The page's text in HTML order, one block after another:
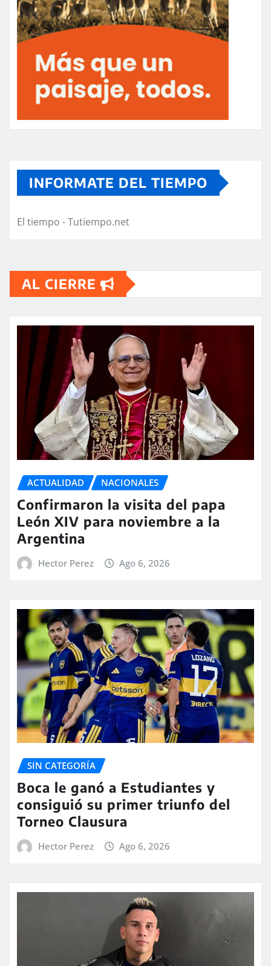
INFORMATE DEL TIEMPO
El tiempo - Tutiempo.net
AL CIERRE
ACTUALIDAD NACIONALES
Confirmaron la visita del papa
León XIV para noviembre a la
Argentina
Hector Perez Ago 6, 2026
SIN CATEGORÍA
Boca le ganó a Estudiantes y
consiguió su primer triunfo del
Torneo Clausura
Hector Perez Ago 6, 2026